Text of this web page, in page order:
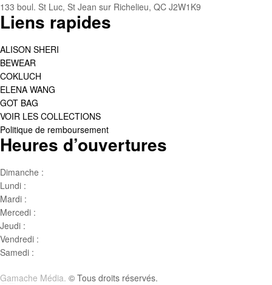
133 boul. St Luc, St Jean sur Richelieu, QC J2W1K9
Liens rapides
ALISON SHERI
BEWEAR
COKLUCH
ELENA WANG
GOT BAG
VOIR LES COLLECTIONS
Politique de remboursement
Heures d’ouvertures
Dimanche :
Lundi :
Mardi :
Mercedi :
Jeudi :
Vendredi :
Samedi :
Gamache Média. © Tous droits réservés.